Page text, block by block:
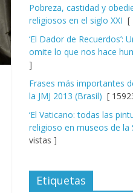
Pobreza, castidad y
religiosos en el siglo XXI [
‘El Dador de Recuerdos’:
omite lo que nos hace
]
Frases más importantes
la JMJ 2013 (Brasil) [
‘El Vaticano: todas las
religioso en museos de la
vistas ]
Etiquetas